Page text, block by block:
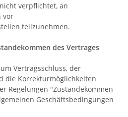
verpflichtet, an
vor
teilzunehmen.
des Vertrages
Vertragsschluss, der
die Korrekturmöglichkeiten
Regelungen "Zustandekommen
Geschäftsbedingungen